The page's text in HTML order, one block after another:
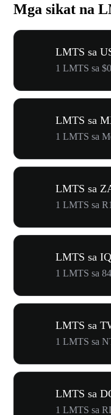
Mga sikat na
LMTS sa
1 LMTS sa
LMTS sa
1 LMTS sa
LMTS sa
1 LMTS sa
LMTS sa
LMTS sa
1 LMTS sa
LMTS sa
1 LMTS sa